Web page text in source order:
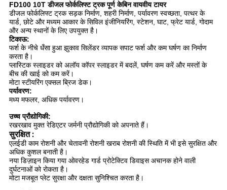
FD100 10T डीजल फोर्कलिफ्ट ट्रक पूर्ण केबिन वायवीय टायर
डीजल फोर्कलिफ्ट ट्रक सड़क निर्माण, शहरी निर्माण, पर्यावरण स्वच्छता, पत्थर के
यार्ड, छोटे और मध्यम आकार के सिविल इंजीनियरिंग, स्टेशन, घाट, फ्रेट यार्ड, गोदाम
और अन्य स्थानों के लिए उपयुक्त है।
टिकाऊ:
फर्श के नीचे धँसा हुआ झुकाव सिलेंडर व्यापक सपाट फर्श और कम घर्षण का निर्माण
करता है।
प्लास्टिक स्लाइडर को अलॉय कॉपर स्लाइडर में बदलें, घर्षण कम करें और मस्तों के
बीच की खाई को कम करें।
मोटा स्टीयरिंग एक्सल ब्रिज डेक।
पर्यावरण:
मध्य मफलर, अधिक पर्यावरण।
उच्च प्रौद्योगिकी:
रखरखाव मुक्त रेडिएटर जर्मनी प्रौद्योगिकी को अपनाते हैं।
सुरक्षित :
एलईडी काम रोशनी और चेतावनी रोशनी खराब रोशनी की स्थिति में भी इसे सुरक्षित और
अधिक कुशल बनाती है।
नया डिज़ाइन किया गया ओवरहेड गार्ड प्रोटेक्टिव डिवाइस अचानक होने वाली
दुर्घटनाओं को रोकता है।
मोटा मजबूत प्लेट सुरक्षा और दक्षता सुनिश्चित करता है।